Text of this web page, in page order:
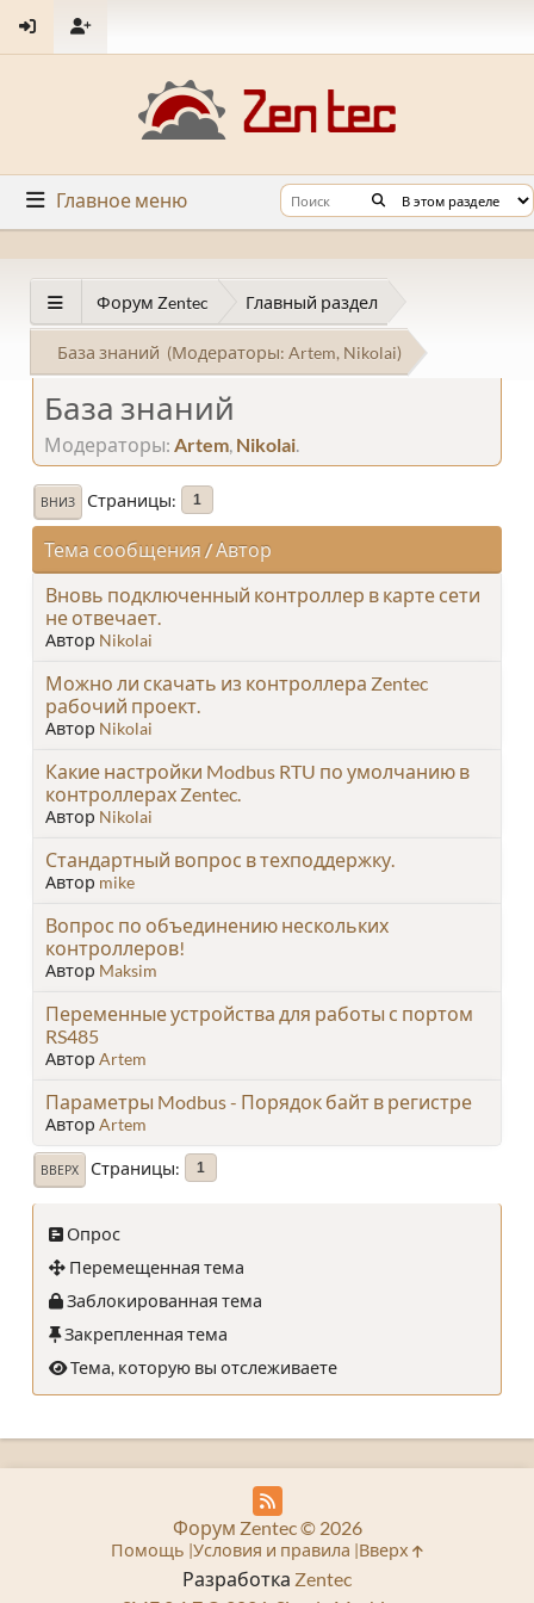
Главное меню
Форум Zentec Главный раздел
База знаний (Модераторы: Artem, Nikolai)
База знаний
Модераторы: Artem Nikolai
ВНИЗ Страницы 1
Тема сообщения / Автор
Вновь подключенный контроллер в карте сети
не отвечает.
Автор Nikolai
Можно ли скачать из контроллера Zentec
рабочий проект.
Автор Nikolai
Какие настройки Modbus RTU по умолчанию в
контроллерах Zentec.
Автор Nikolai
Стандартный вопрос в техподдержку.
Автор mike
Вопрос по объединению нескольких
контроллеров!
Автор Maksim
Переменные устройства для работы с портом
RS485
Автор Artem
Параметры Modbus - Порядок байт в регистре
Автор Artem
ВВЕРХ Страницы 1
Опрос
Перемещенная тема
Заблокированная тема
Закрепленная тема
Тема, которую вы отслеживаете
Разработка Zentec
Форум Zentec © 2026
Помощь Условия и правила Вверх